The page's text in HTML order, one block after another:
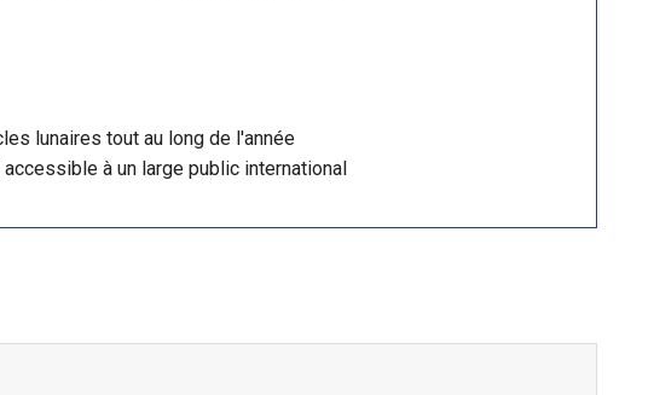
lunaires tout au long de l'année
à un large public international